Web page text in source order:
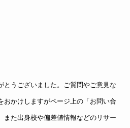
とうございました。ご質問やご意見な
おかけしますがページ上の「お問い合
また出身校や偏差値情報などのリサー